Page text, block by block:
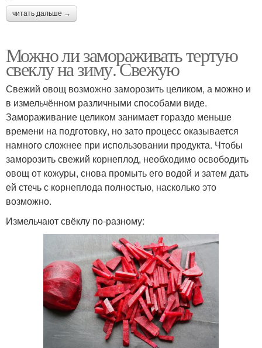
читать дальше →
Можно ли замораживать тертую
свеклу на зиму. Свежую
Свежий овощ возможно заморозить целиком, а можно и
в измельчённом различными способами виде.
Замораживание целиком занимает гораздо меньше
времени на подготовку, но зато процесс оказывается
намного сложнее при использовании продукта. Чтобы
заморозить свежий корнеплод, необходимо освободить
овощ от кожуры, снова промыть его водой и затем дать
ей стечь с корнеплода полностью, насколько это
возможно.
Измельчают свёклу по-разному: